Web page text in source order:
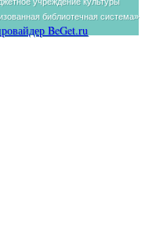
библиотечная система»
BeGet.ru